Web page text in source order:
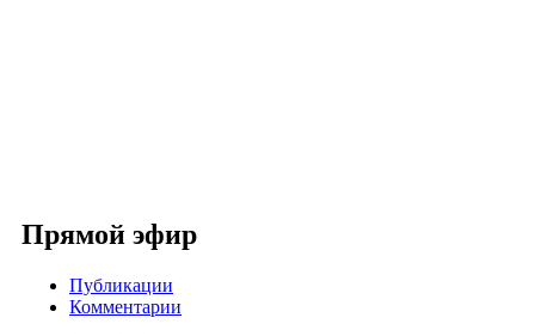
Прямой эфир
Публикации
Комментарии